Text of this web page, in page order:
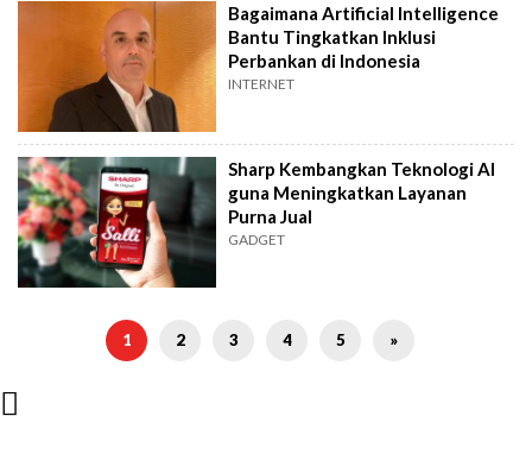
Bagaimana Artificial Intelligence
Bantu Tingkatkan Inklusi
Perbankan di Indonesia
INTERNET
Sharp Kembangkan Teknologi AI
guna Meningkatkan Layanan
Purna Jual
GADGET
1 2 3 4 5 »
